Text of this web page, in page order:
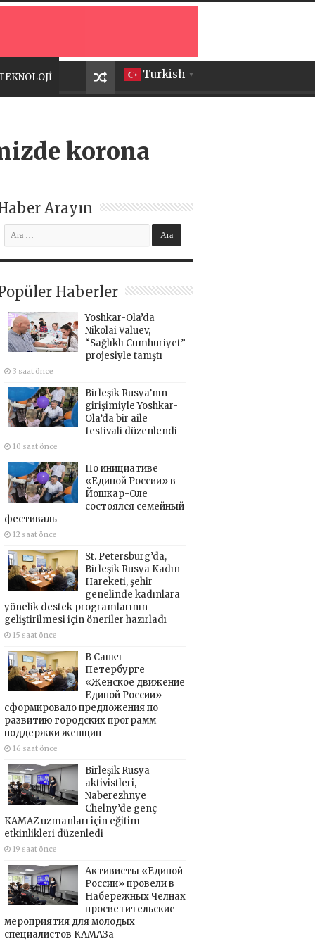
Turkish ▼
korona
Arayın
Haberler
Yoshkar-Ola’da
Nikolai Valuev,
“Sağlıklı Cumhuriyet”
projesiyle tanıştı
3 saat önce
Birleşik Rusya’nın
girişimiyle Yoshkar-
Ola’da bir aile
festivali düzenlendi
10 saat önce
По инициативе
«Единой России» в
Йошкар-Оле
состоялся семейный
фестиваль
12 saat önce
St. Petersburg’da,
Birleşik Rusya Kadın
Hareketi, şehir
genelinde kadınlara
yönelik destek programlarının
geliştirilmesi için öneriler hazırladı
15 saat önce
В Санкт-
Петербурге
«Женское движение
Единой России»
сформировало предложения по
развитию городских программ
поддержки женщин
16 saat önce
Birleşik Rusya
aktivistleri,
Naberezhnye
Chelny’de genç
KAMAZ uzmanları için eğitim
etkinlikleri düzenledi
19 saat önce
Активисты «Единой
России» провели в
Набережных Челнах
просветительские
мероприятия для молодых
специалистов КАМАЗа